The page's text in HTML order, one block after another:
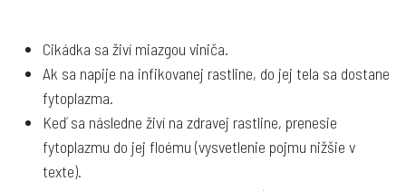
Cikádka sa živí miazgou viniča.
Ak sa napije na infikovanej rastline, do jej tela sa dostane
fytoplazma.
Keď sa následne živí na zdravej rastline, prenesie
fytoplazmu do jej floému (vysvetlenie pojmu nižšie v
texte).